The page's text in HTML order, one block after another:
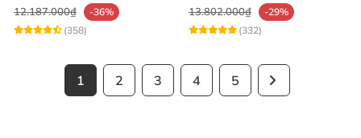
12.187.000₫
-36%
(358)
13.802.000₫
-29%
(332)
1 2 3 4 5